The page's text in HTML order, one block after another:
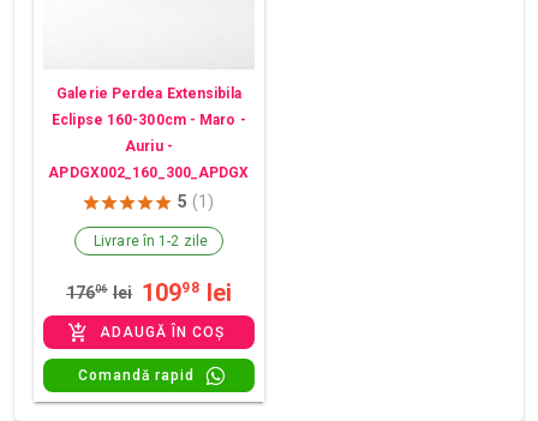
Galerie Perdea Extensibila
Eclipse 160-300cm - Maro -
Auriu -
APDGX002_160_300_APDGX
5 (1)
Livrare în 1-2 zile
17606 lei 10998 lei
ADAUGĂ ÎN COȘ
Comandă rapid